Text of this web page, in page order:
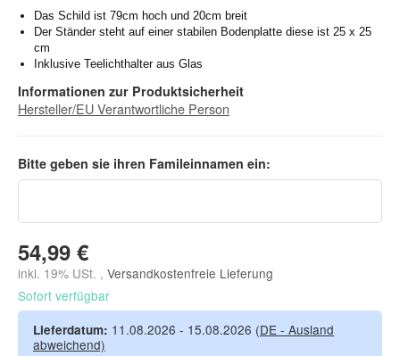
Das Schild ist 79cm hoch und 20cm breit
Der Ständer steht auf einer stabilen Bodenplatte diese ist 25 x 25
cm
Inklusive Teelichthalter aus Glas
Informationen zur Produktsicherheit
Hersteller/EU Verantwortliche Person
Bitte geben sie ihren Famileinnamen ein:
Bitte geben sie ihren Famileinnamen ein:
54,99 €
inkl. 19% USt. , Versandkostenfreie Lieferung
Sofort verfügbar
Lieferdatum: 11.08.2026 - 15.08.2026 (DE - Ausland
abweichend)